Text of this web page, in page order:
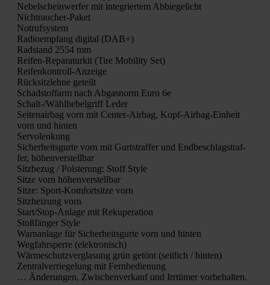
Nebel­schein­wer­fer mit inte­grier­tem Abbie­ge­licht
Nicht­rau­cher-Paket
Not­ruf­sys­tem
Radio­emp­fang digi­tal (DAB+)
Rad­stand 2554 mm
Rei­fen-Repa­ra­tur­kit (Tire Mobi­li­ty Set)
Rei­fen­kon­troll-Anzei­ge
Rück­sitz­leh­ne geteilt
Schad­stoff­arm nach Abgas­norm Euro 6e
Schalt-/Wähl­he­bel­griff Leder
Sei­ten­air­bag vorn mit Cen­ter-Air­bag, Kopf-Air­bag-Ein­heit
vorn und hin­ten
Ser­vo­len­kung
Sicher­heits­gur­te vorn mit Gurt­straf­fer und End­be­schlagstraf­
fer, höhen­ver­stell­bar
Sitz­be­zug / Pols­te­rung: Stoff Style
Sit­ze vorn höhen­ver­stell­bar
Sit­ze: Sport-Kom­fort­sit­ze vorn
Sitz­hei­zung vorn
Star­t/S­top-Anla­ge mit Reku­per­a­ti­on
Stoß­fän­ger Style
Warn­an­la­ge für Sicher­heits­gur­te vorn und hin­ten
Weg­fahr­sper­re (elek­tro­nisch)
Wär­me­schutz­ver­gla­sung grün getönt (seit­lich / hin­ten)
Zen­tral­ver­rie­ge­lung mit Fern­be­die­nung
… Ände­run­gen, Zwi­schen­ver­kauf und Irr­tü­mer vor­be­hal­ten.